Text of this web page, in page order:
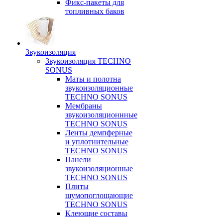
Фикс-пакеты для
топливных баков
Звукоизоляция
Звукоизоляция TECHNO
SONUS
Маты и полотна
звукоизоляционные
TECHNO SONUS
Мембраны
звукоизоляционнные
TECHNO SONUS
Ленты демпферные
и уплотнительные
TECHNO SONUS
Панели
звукоизоляционные
TECHNO SONUS
Плиты
шумопоглощающие
TECHNO SONUS
Клеющие составы